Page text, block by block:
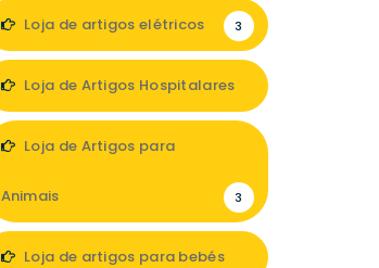
Loja de artigos elétricos 3
Loja de Artigos Hospitalares
Loja de Artigos para
Animais 3
Loja de artigos para bebés